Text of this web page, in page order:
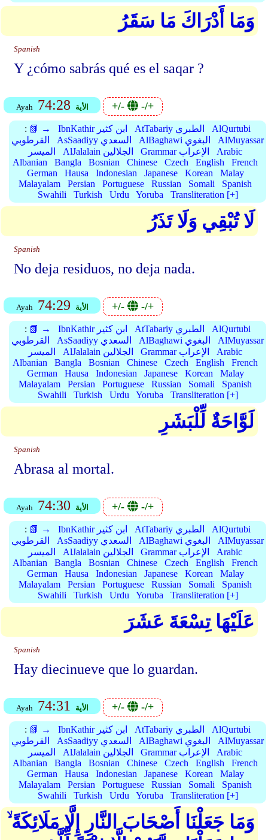
وَمَا أَدْرَاكَ مَا سَقَرُ
Spanish
Y ¿cómo sabrás qué es el saqar ?
Ayah 74:28 الأية +/- -/+
: 📗 → IbnKathir ابن كثير AtTabariy الطبري
AlQurtubi
القرطوبي
AsSaadiyy السعدي AlBaghawi البغوي
AlMuyassar
الميسر
AlJalalain الجلالين Grammar الإعراب
Arabic
Albanian
Bangla Bosnian Chinese Czech English
French
German
Hausa Indonesian Japanese Korean
Malay
Malayalam
Persian Portuguese Russian Somali
Spanish
Swahili
Turkish Urdu Yoruba Transliteration [+]
لَا تُبْقِي وَلَا تَذَرُ
Spanish
No deja residuos, no deja nada.
Ayah 74:29 الأية +/- -/+
: 📗 → IbnKathir ابن كثير AtTabariy الطبري
AlQurtubi
القرطوبي
AsSaadiyy السعدي AlBaghawi البغوي
AlMuyassar
الميسر
AlJalalain الجلالين Grammar الإعراب
Arabic
Albanian
Bangla Bosnian Chinese Czech English
French
German
Hausa Indonesian Japanese Korean
Malay
Malayalam
Persian Portuguese Russian Somali
Spanish
Swahili
Turkish Urdu Yoruba Transliteration [+]
لَوَّاحَةٌ لِّلْبَشَرِ
Spanish
Abrasa al mortal.
Ayah 74:30 الأية +/- -/+
: 📗 → IbnKathir ابن كثير AtTabariy الطبري
AlQurtubi
القرطوبي
AsSaadiyy السعدي AlBaghawi البغوي
AlMuyassar
الميسر
AlJalalain الجلالين Grammar الإعراب
Arabic
Albanian
Bangla Bosnian Chinese Czech English
French
German
Hausa Indonesian Japanese Korean
Malay
Malayalam
Persian Portuguese Russian Somali
Spanish
Swahili
Turkish Urdu Yoruba Transliteration [+]
عَلَيْهَا تِسْعَةَ عَشَرَ
Spanish
Hay diecinueve que lo guardan.
Ayah 74:31 الأية +/- -/+
: 📗 → IbnKathir ابن كثير AtTabariy الطبري
AlQurtubi
القرطوبي
AsSaadiyy السعدي AlBaghawi البغوي
AlMuyassar
الميسر
AlJalalain الجلالين Grammar الإعراب
Arabic
Albanian
Bangla Bosnian Chinese Czech English
French
German
Hausa Indonesian Japanese Korean
Malay
Malayalam
Persian Portuguese Russian Somali
Spanish
Swahili
Turkish Urdu Yoruba Transliteration [+]
وَمَا جَعَلْنَا أَصْحَابَ النَّارِ إِلَّا مَلَائِكَةً ۙ